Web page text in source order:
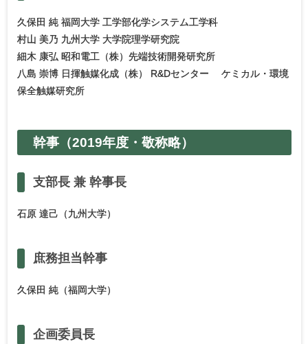
久保田 純 福岡大学 工学部化学システム工学科
村山 美乃 九州大学 大学院理学研究院
細木 康弘 昭和電工（株）先端技術開発研究所
八島 崇博 日揮触媒化成（株） R&Dセンター ケミカル・環境
保全触媒研究所
幹事 （2019年度・敬称略）
支部長 兼 幹事長
石原 達己（九州大学）
庶務担当幹事
久保田 純（福岡大学）
企画委員長